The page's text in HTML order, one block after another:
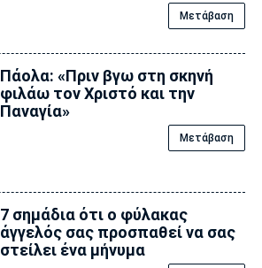
Μετάβαση
Πάολα: «Πριν βγω στη σκηνή
φιλάω τον Χριστό και την
Παναγία»
Μετάβαση
7 σημάδια ότι ο φύλακας
άγγελός σας προσπαθεί να σας
στείλει ένα μήνυμα